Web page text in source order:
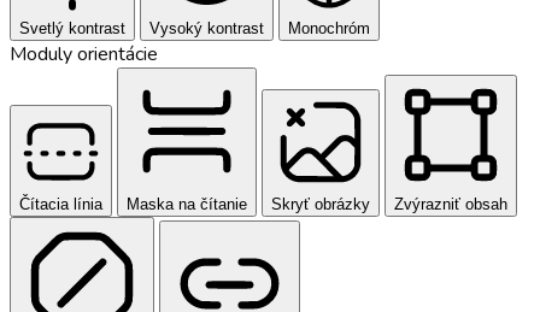
Svetlý kontrast Vysoký kontrast Monochróm
Moduly orientácie
Čítacia línia Maska na čítanie Skryť obrázky Zvýrazniť obsah